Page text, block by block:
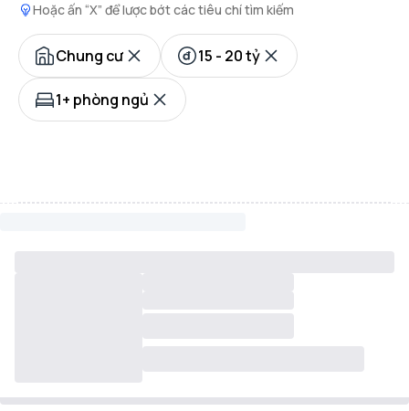
Hoặc ấn “X” để lược bớt các tiêu chí tìm kiếm
Chung cư 15 - 20 tỷ
1+ phòng ngủ